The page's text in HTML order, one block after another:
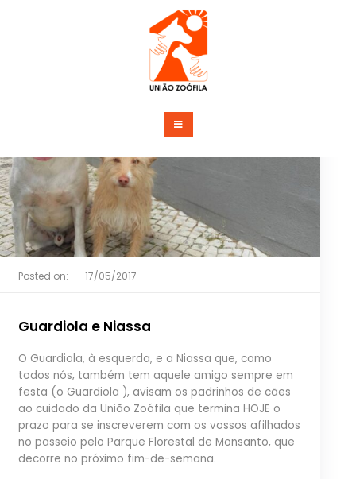
União Zoófila
Posted on: 17/05/2017
Guardiola e Niassa
O Guardiola, à esquerda, e a Niassa que, como
todos nós, também tem aquele amigo sempre em
festa (o Guardiola ), avisam os padrinhos de cães
ao cuidado da União Zoófila que termina HOJE o
prazo para se inscreverem com os vossos afilhados
no passeio pelo Parque Florestal de Monsanto, que
decorre no próximo fim-de-semana.